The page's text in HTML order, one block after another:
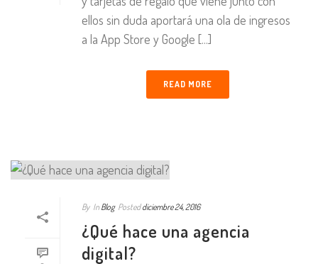
ellos sin duda aportará una ola de ingresos
a la App Store y Google [...]
READ MORE
By In Blog Posted diciembre 24, 2016
¿Qué hace una agencia
digital?